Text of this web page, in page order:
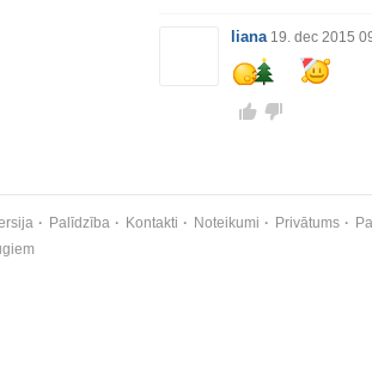
liana 19. dec 2015
Palīdzība Kontakti Noteikumi Privātums